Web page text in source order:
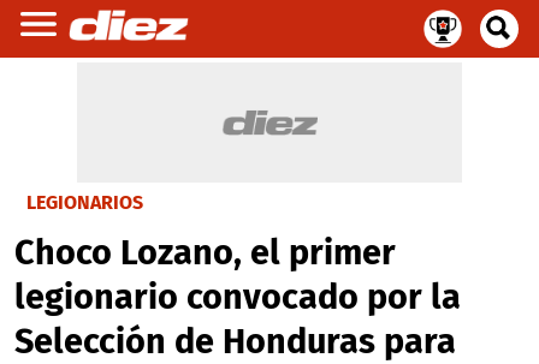
LEGIONARIOS
Choco Lozano, el primer
legionario convocado por la
Selección de Honduras para